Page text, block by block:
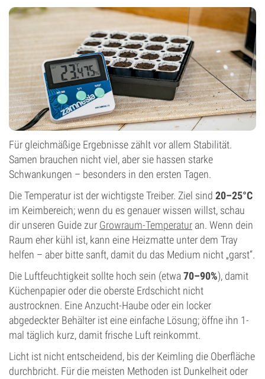
Für gleichmäßige Ergebnisse zählt vor allem Stabilität.
Samen brauchen nicht viel, aber sie hassen starke
Schwankungen – besonders in den ersten Tagen.
Die Temperatur ist der wichtigste Treiber. Ziel sind 20–25°C
im Keimbereich; wenn du es genauer wissen willst, schau
dir unseren Guide zur Growraum-Temperatur an. Wenn dein
Raum eher kühl ist, kann eine Heizmatte unter dem Tray
helfen – aber bitte sanft, damit du das Medium nicht „garst“.
Die Luftfeuchtigkeit sollte hoch sein (etwa70–90%), damit
Küchenpapier oder die oberste Erdschicht nicht
austrocknen. Eine Anzucht-Haube oder ein locker
abgedeckter Behälter ist eine einfache Lösung; öffne ihn 1-
mal täglich kurz, damit frische Luft reinkommt.
Licht ist nicht entscheidend, bis der Keimling die Oberfläche
durchbricht. Für die meisten Methoden ist Dunkelheit oder